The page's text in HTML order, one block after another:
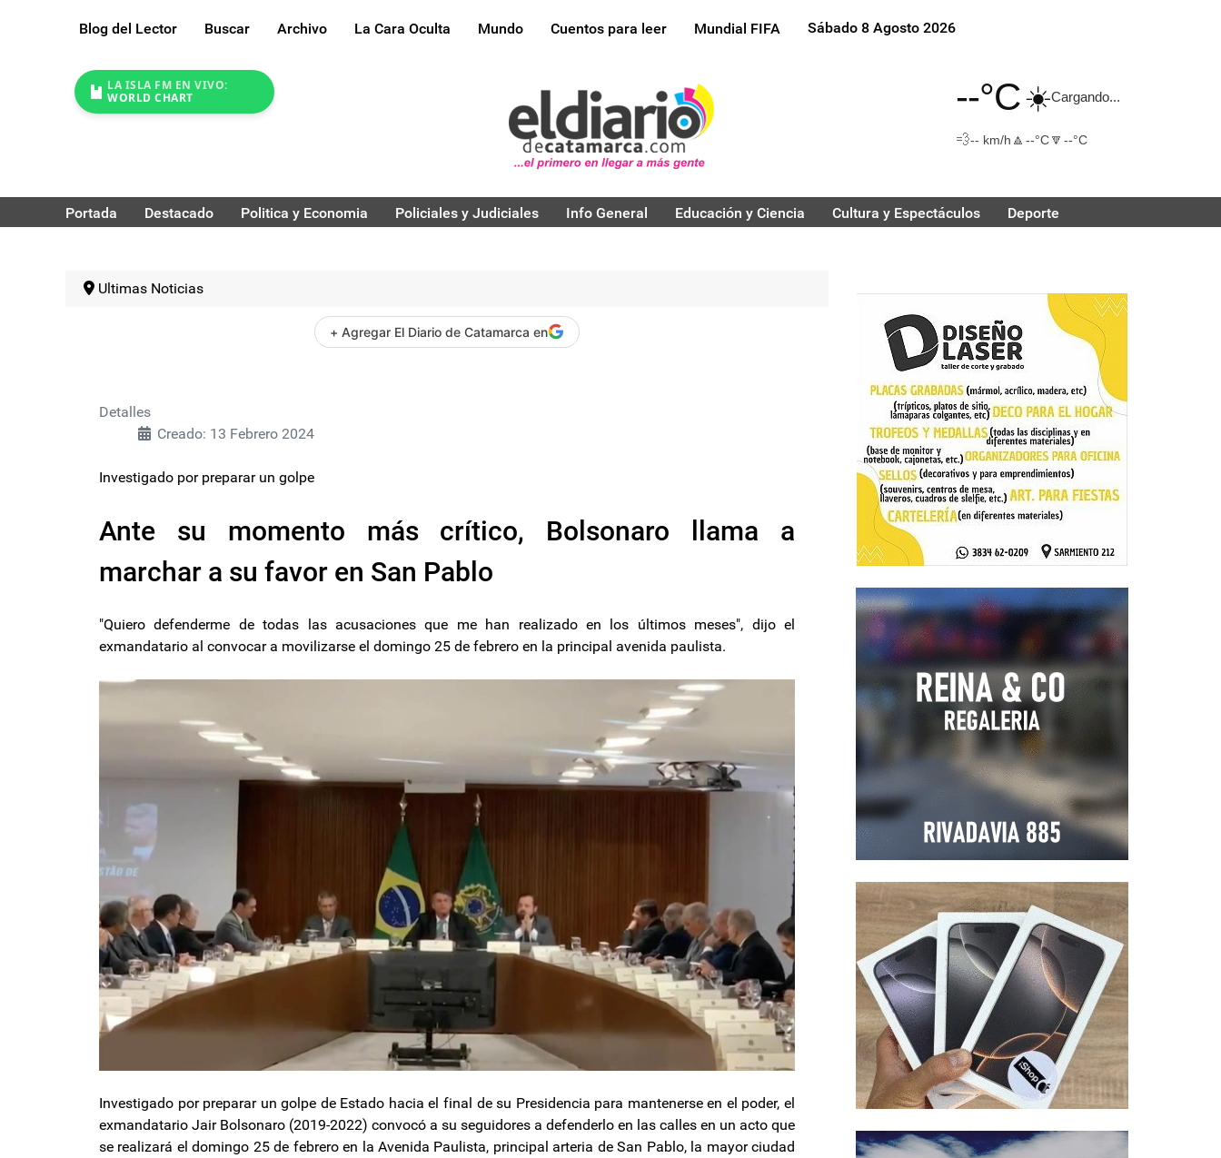
Blog del Lector Buscar Archivo La Cara Oculta Mundo Cuentos para leer Mundial FIFA Sábado 8 Agosto 2026
LA ISLA FM EN VIVO:
WORLD CHART
--°C☀️Cargando...
💨-- km/h 🔼 --°C🔽 --°C
Portada Destacado Politica y Economia Policiales y Judiciales Info General Educación y Ciencia Cultura y Espectáculos Deporte
Ultimas Noticias
+ Agregar El Diario de Catamarca en
Detalles
Creado: 13 Febrero 2024
Investigado por preparar un golpe
Ante su momento más crítico, Bolsonaro llama a
marchar a su favor en San Pablo
"Quiero defenderme de todas las acusaciones que me han realizado en los últimos meses", dijo el
exmandatario al convocar a movilizarse el domingo 25 de febrero en la principal avenida paulista.
Investigado por preparar un golpe de Estado hacia el final de su Presidencia para mantenerse en el poder, el
exmandatario Jair Bolsonaro (2019-2022) convocó a su seguidores a defenderlo en las calles en un acto que
se realizará el domingo 25 de febrero en la Avenida Paulista, principal arteria de San Pablo, la mayor ciudad